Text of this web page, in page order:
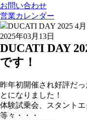
お問い合わせ
営業カレンダー
2025年03月13日
DUCATI DAY
です！
昨年初開催され好評だ
とになりました！
体験試乗会、スタント
等々・・・